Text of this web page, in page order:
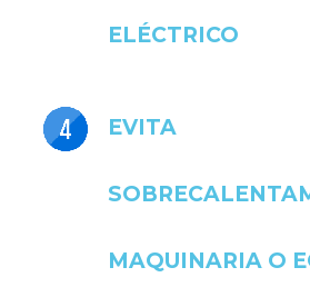
ELÉCTRICO
EVITA
MAQUINARIA O